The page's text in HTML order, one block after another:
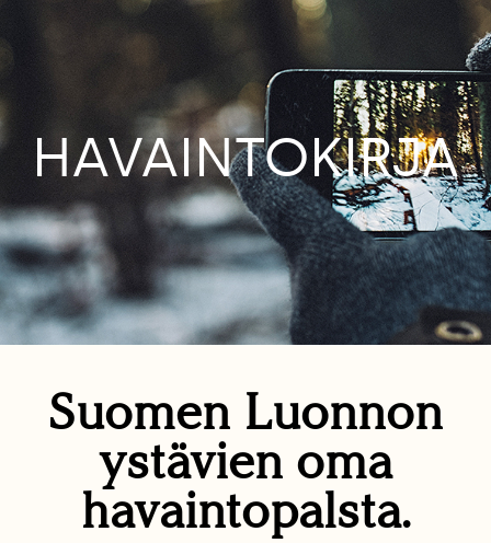
HAVAINTOKIRJA
Suomen Luonnon
ystävien oma
havaintopalsta.